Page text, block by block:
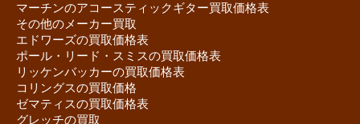
マーチンのアコースティックギター買取価格表
その他のメーカー買取
エドワーズの買取価格表
ポール・リード・スミスの買取価格表
リッケンバッカーの買取価格表
コリングスの買取価格
ゼマティスの買取価格表
グレッチの買取